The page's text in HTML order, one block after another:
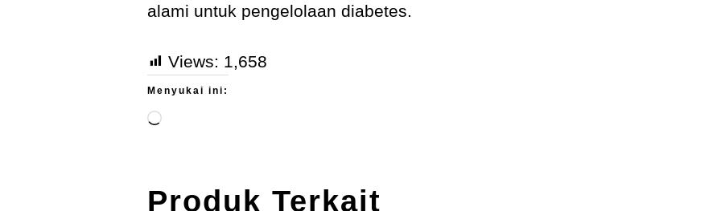
alami untuk pengelolaan diabetes.
Views: 1,658
Menyukai ini:
Produk Terkait